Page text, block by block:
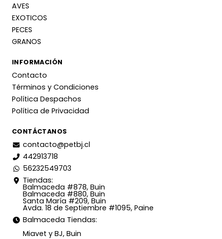
AVES
EXOTICOS
PECES
GRANOS
INFORMACIÓN
Contacto
Términos y Condiciones
Política Despachos
Política de Privacidad
CONTÁCTANOS
contacto@petbj.cl
442913718
56232549703
Tiendas:
Balmaceda #878, Buin
Balmaceda #880, Buin
Santa María #209, Buin
Avda. 18 de Septiembre #1095, Paine
Balmaceda Tiendas:
Miavet y BJ, Buin